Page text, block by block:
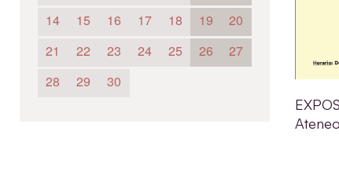
14
15 16 17 18 19
20
21
22 23 24 25 26
27
28
29 30